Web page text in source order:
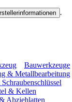
.
Bauwerkzeuge
& Metallbearbeitung
& Kellen
Abziehlatten